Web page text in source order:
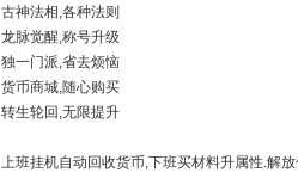
古神法相,各种法则
龙脉觉醒,称号升级
独一门派,省去烦恼
货币商城,随心购买
转生轮回,无限提升
上班挂机自动回收货币,下班买材料升属性.解